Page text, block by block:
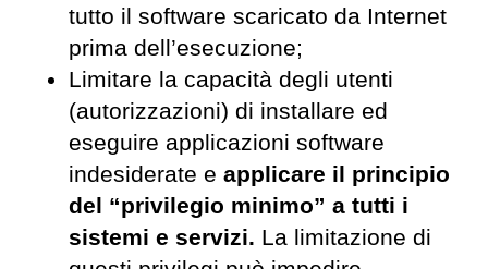
tutto il software scaricato da Internet
prima dell’esecuzione;
Limitare la capacità degli utenti
(autorizzazioni) di installare ed
eseguire applicazioni software
indesiderate e applicare il principio
del “privilegio minimo” a tutti i
sistemi e servizi. La limitazione di